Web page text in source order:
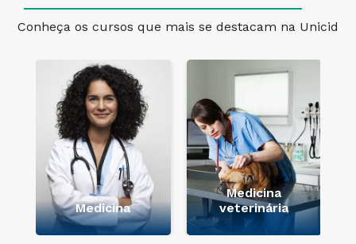
Conheça os cursos que mais se destacam na Unicid
Medicina
Medicina
veterinária